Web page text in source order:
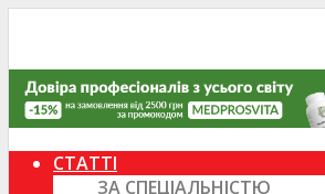
СТАТТІ
ЗА СПЕЦІАЛЬНІСТЮ